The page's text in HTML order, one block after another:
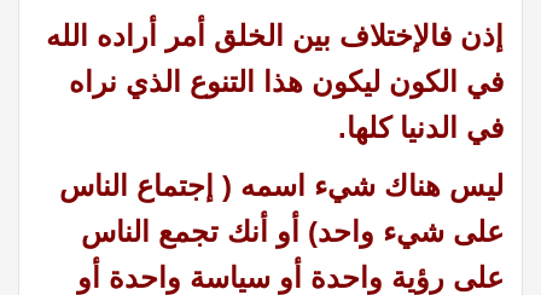
إذن فالإختلاف بين الخلق أمر أراده الله
في الكون ليكون هذا التنوع الذي نراه
في الدنيا كلها.
ليس هناك شيء اسمه ( إجتماع الناس
على شيء واحد) أو أنك تجمع الناس
على رؤية واحدة أو سياسة واحدة أو